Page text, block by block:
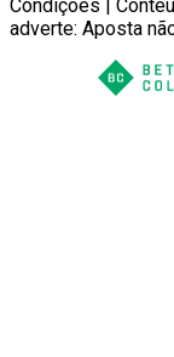
Condições |
adverte: Aposta